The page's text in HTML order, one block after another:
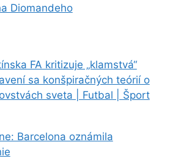
Diomandeho
FA kritizuje „klamstvá“
sa konšpiračných teórií o
sveta | Futbal | Šport
Barcelona oznámila